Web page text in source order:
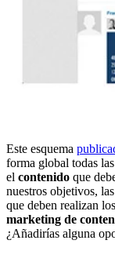
Este esquema
forma global todas las
el contenido que
nuestros objetivos,
que deben realizan
marketing de
¿Añadirías alguna